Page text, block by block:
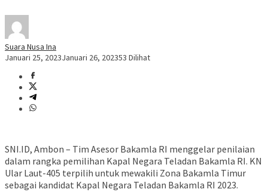
Suara Nusa Ina
Januari 25, 2023Januari 26, 202353 Dilihat
SNI.ID, Ambon – Tim Asesor Bakamla RI menggelar penilaian
dalam rangka pemilihan Kapal Negara Teladan Bakamla RI. KN
Ular Laut-405 terpilih untuk mewakili Zona Bakamla Timur
sebagai kandidat Kapal Negara Teladan Bakamla RI 2023.